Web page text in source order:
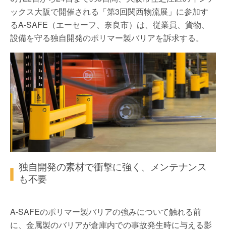
ックス大阪で開催される「第3回関西物流展」に参加す
るA-SAFE（エーセーフ、奈良市）は、従業員、貨物、
設備を守る独自開発のポリマー製バリアを訴求する。
独自開発の素材で衝撃に強く、メンテナンス
も不要
A-SAFEのポリマー製バリアの強みについて触れる前
に、金属製のバリアが倉庫内での事故発生時に与える影